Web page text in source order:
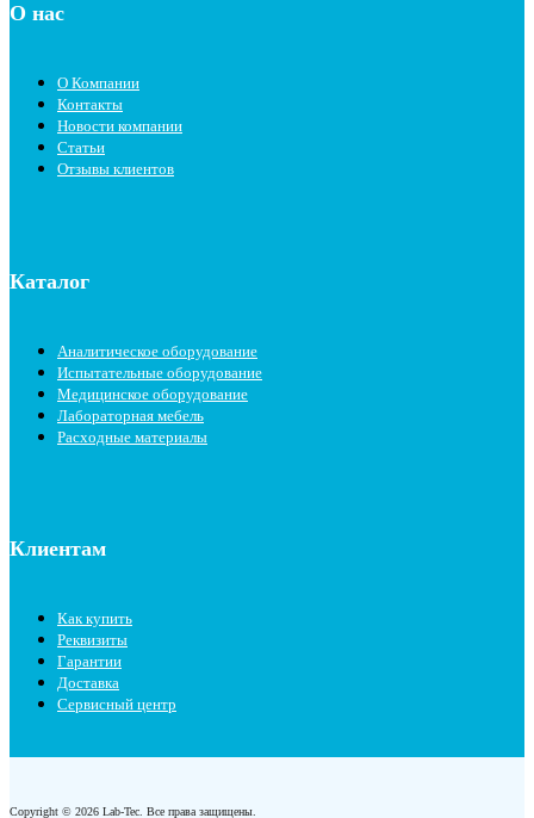
О нас
О Компании
Контакты
Новости компании
Статьи
Отзывы клиентов
Каталог
Аналитическое оборудование
Испытательные оборудование
Медицинское оборудование
Лабораторная мебель
Расходные материалы
Клиентам
Как купить
Реквизиты
Гарантии
Доставка
Сервисный центр
Copyright © 2026 Lab-Tec. Все права защищены.